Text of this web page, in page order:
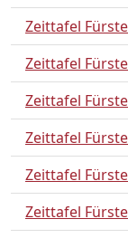
Zeittafel
Zeittafel
Zeittafel
Zeittafel
Zeittafel
Zeittafel